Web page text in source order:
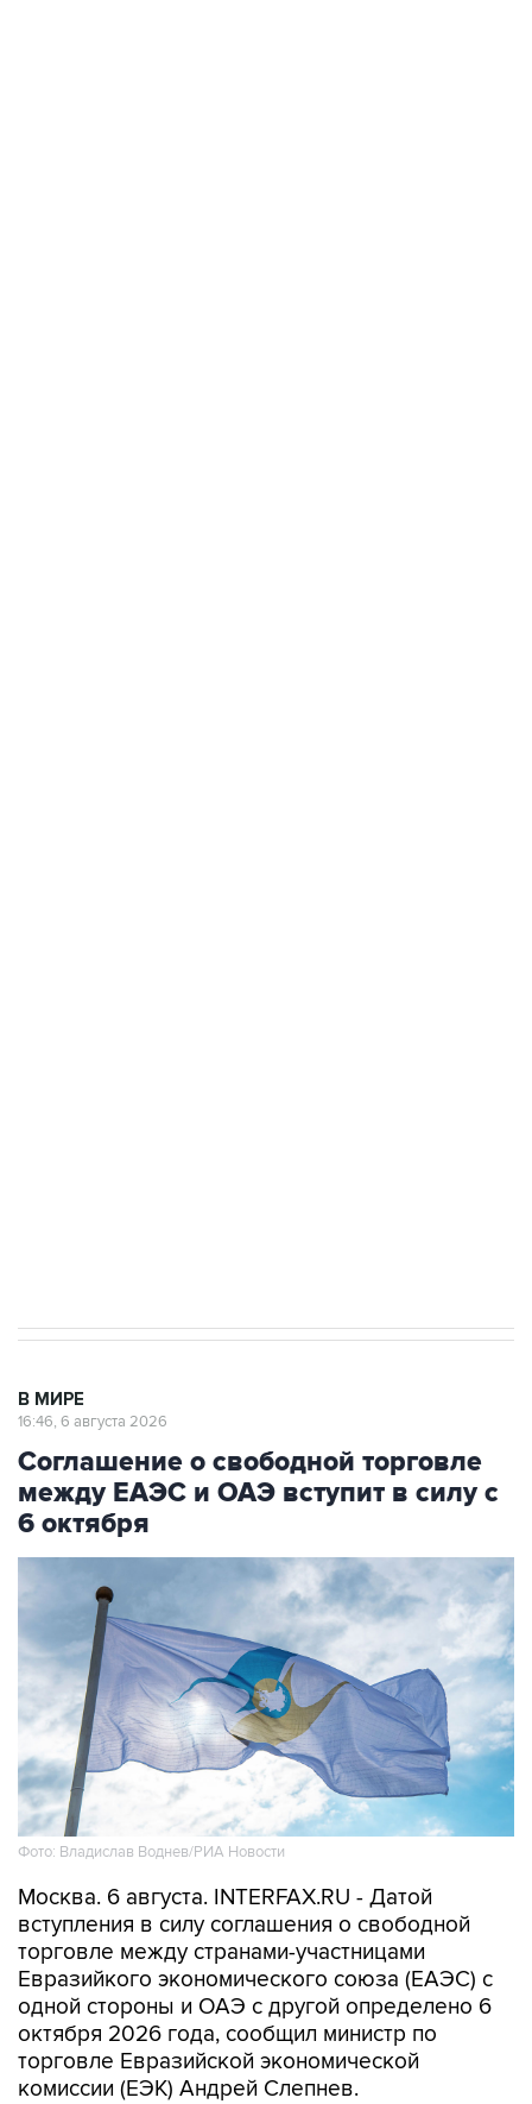
В МИРЕ
16:46, 6 августа 2026
Соглашение о свободной торговле
между ЕАЭС и ОАЭ вступит в силу с
6 октября
Фото: Владислав Воднев/РИА Новости
Москва. 6 августа. INTERFAX.RU - Датой
вступления в силу соглашения о свободной
торговле между странами-участницами
Евразийкого экономического союза (ЕАЭС) с
одной стороны и ОАЭ с другой определено 6
октября 2026 года, сообщил министр по
торговле Евразийской экономической
комиссии (ЕЭК) Андрей Слепнев.